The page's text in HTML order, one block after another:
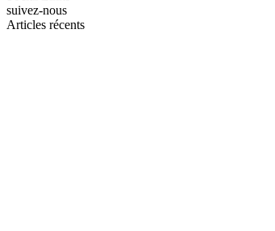
suivez-nous
Articles récents